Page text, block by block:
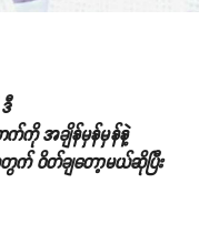
က်ကို အချိန်မှန်မှန်နဲ့
တွက် ဝိတ်ချတော့မယ်ဆိုပြီး